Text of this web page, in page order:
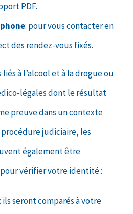
PDF.
: pour vous contacter en
des rendez-vous fixés.
liés à l’alcool et à la drogue ou
légales dont le résultat
preuve dans un contexte
judiciaire, les
également être
vérifier votre identité :
seront comparés à votre